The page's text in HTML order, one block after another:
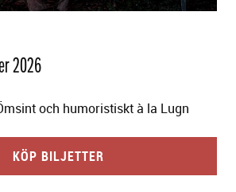
2026
och humoristiskt à la Lugn
KÖP BILJETTER